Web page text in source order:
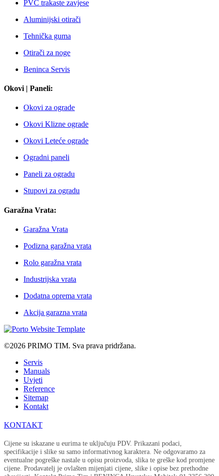
PVC trakaste zavjese
Aluminijski otirači
Tehnička guma
Otirači za noge
Beninca Servis
Okovi | Paneli:
Okovi za ograde
Okovi Klizne ograde
Okovi Leteće ograde
Ogradni paneli
Paneli za ogradu
Stupovi za ogradu
Garažna Vrata:
Garažna Vrata
Podizna garažna vrata
Rolo garažna vrata
Industrijska vrata
Dodatna oprema vrata
Akcija garazna vrata
©2026 PRIMO TIM. Sva prava pridržana.
Servis
Manuals
Uvjeti
Reference
Sitemap
Kontakt
KONTAKT
Cijene su iskazane u eurima te uključuju PDV. Prikazani podaci,
specifikacije i slike su samo informativnog karaktera. Ne odgovaramo za
eventualne pogreške nastale u opisu proizvoda, slika te greške kod promjene
cijene. Prodavatelj je ovlašten mijenjati cijene, slike i opise bez prethodne